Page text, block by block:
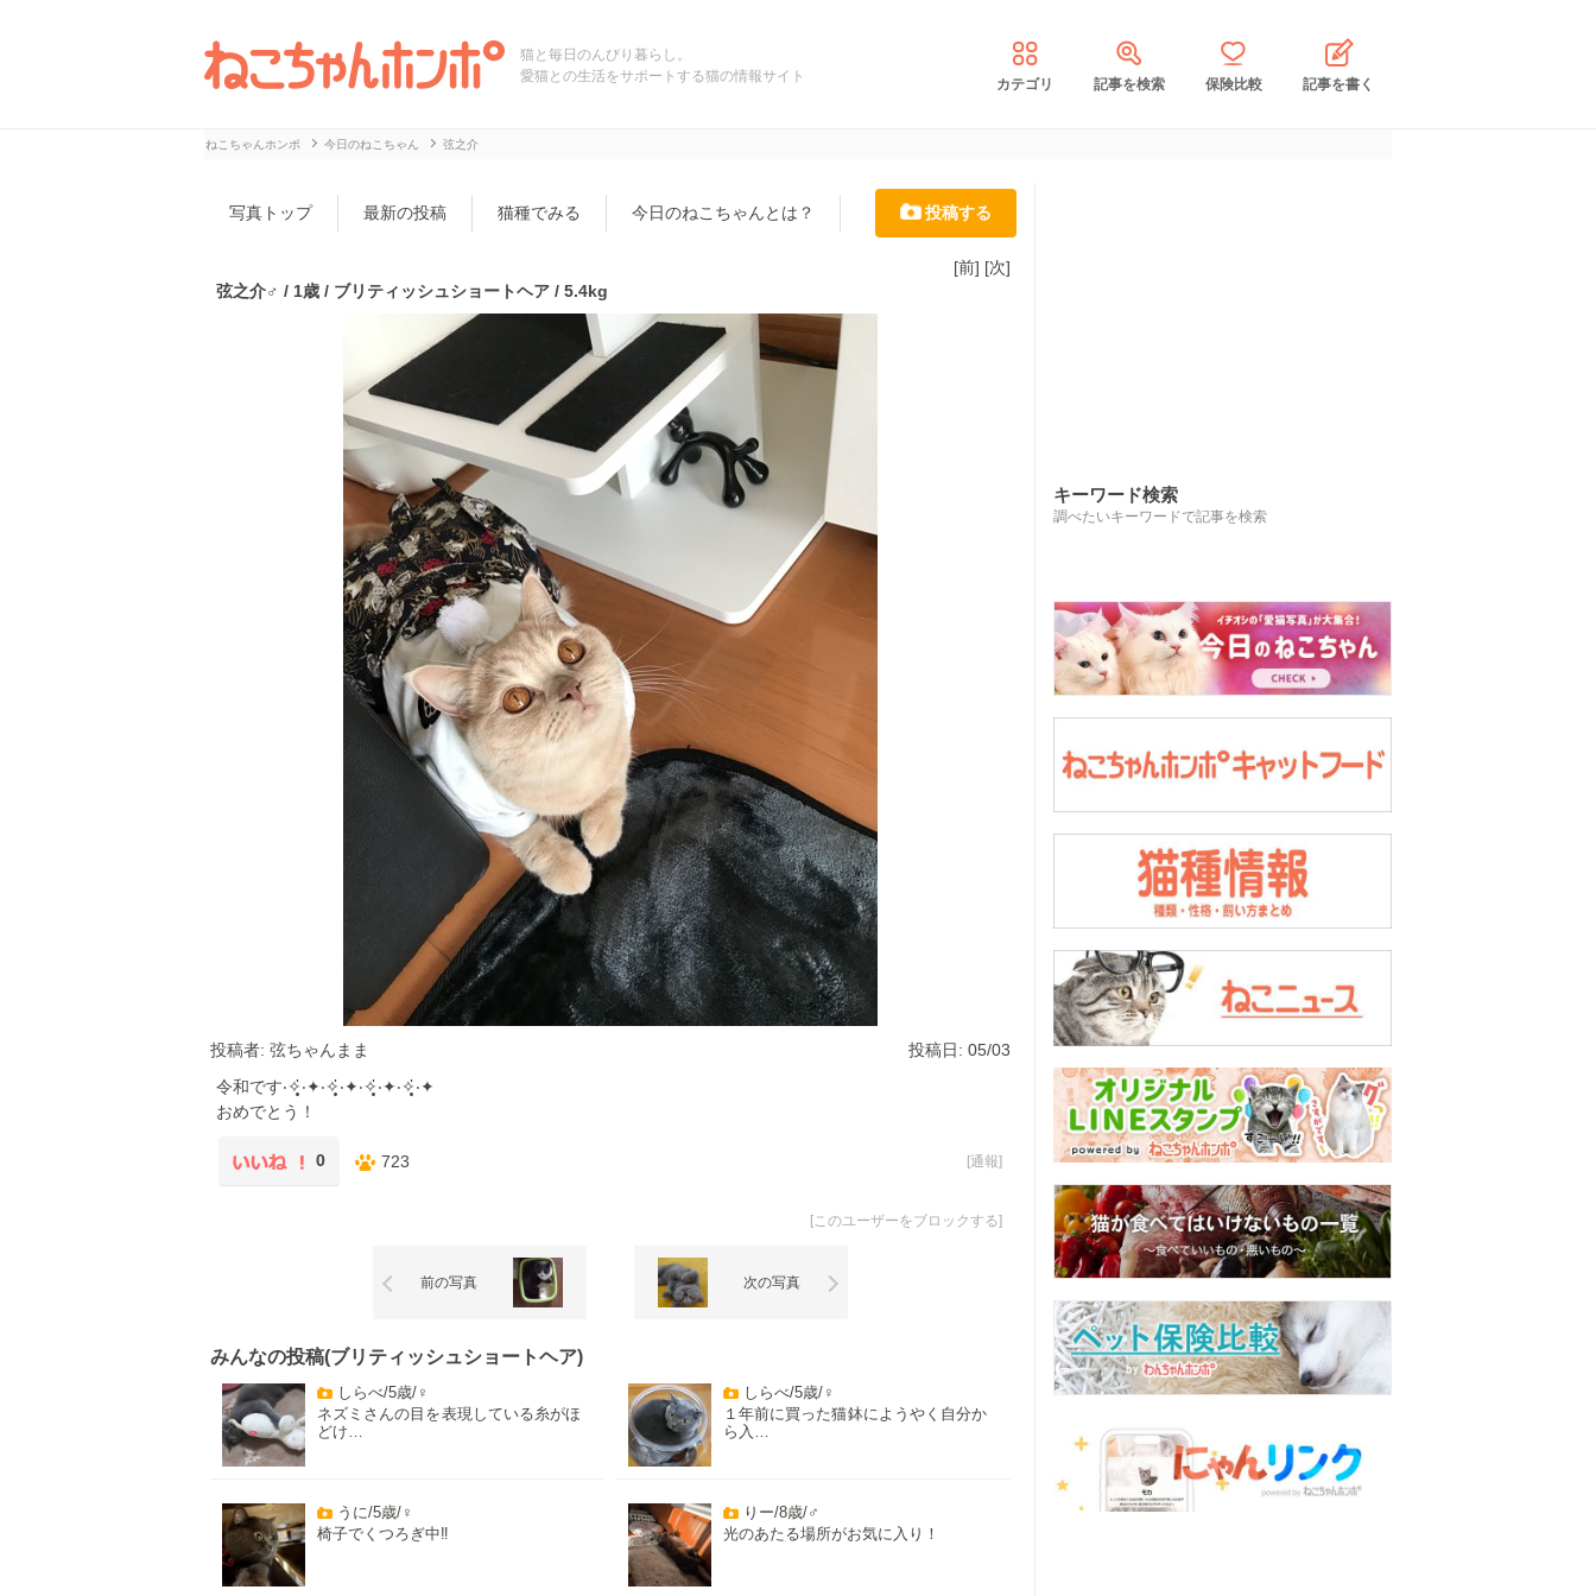
猫と毎日のんびり暮らし。
愛猫との生活をサポートする猫の情報サイト
カテゴリ 記事を検索 保険比較 記事を書く
ねこちゃんホンポ 今日のねこちゃん 弦之介
写真トップ 最新の投稿 猫種でみる 今日のねこちゃんとは？ 投稿する
[前] [次]
弦之介♂ / 1歳 / ブリティッシュショートヘア / 5.4kg
投稿者: 弦ちゃんまま
投稿日: 05/03
令和です‧✧̣̥̇‧✦‧✧̣̥̇‧✦‧✧̣̥̇‧✦‧✧̣̥̇‧✦
おめでとう！
0 723 [通報]
[このユーザーをブロックする]
前の写真 次の写真
みんなの投稿(ブリティッシュショートヘア)
しらべ/5歳/♀
ネズミさんの目を表現している糸がほ
どけ…
しらべ/5歳/♀
１年前に買った猫鉢にようやく自分か
ら入…
うに/5歳/♀
椅子でくつろぎ中‼️
りー/8歳/♂
光のあたる場所がお気に入り！
キーワード検索
調べたいキーワードで記事を検索